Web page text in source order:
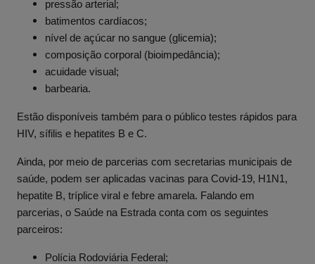
pressão arterial;
batimentos cardíacos;
nível de açúcar no sangue (glicemia);
composição corporal (bioimpedância);
acuidade visual;
barbearia.
Estão disponíveis também para o público testes rápidos para
HIV, sífilis e hepatites B e C.
Ainda, por meio de parcerias com secretarias municipais de
saúde, podem ser aplicadas vacinas para Covid-19, H1N1,
hepatite B, tríplice viral e febre amarela. Falando em
parcerias, o Saúde na Estrada conta com os seguintes
parceiros:
Polícia Rodoviária Federal;